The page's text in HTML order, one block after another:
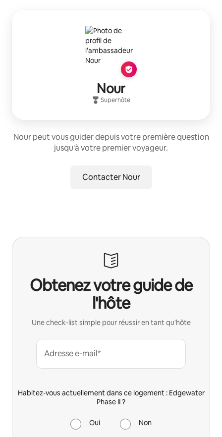
Nour
Superhôte
Nour peut vous guider depuis votre première question
jusqu'à votre premier voyageur.
Contacter Nour
Obtenez votre guide de
l'hôte
Une check-list simple pour réussir en tant qu'hôte
Adresse e-mail*
Habitez-vous actuellement dans ce logement : Edgewater
Phase II ?
Oui Non